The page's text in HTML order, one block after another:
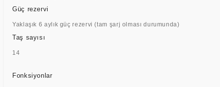
Güç rezervi
Yaklaşık 6 aylık güç rezervi (tam şarj olması durumunda)
Taş sayısı
14
Fonksiyonlar